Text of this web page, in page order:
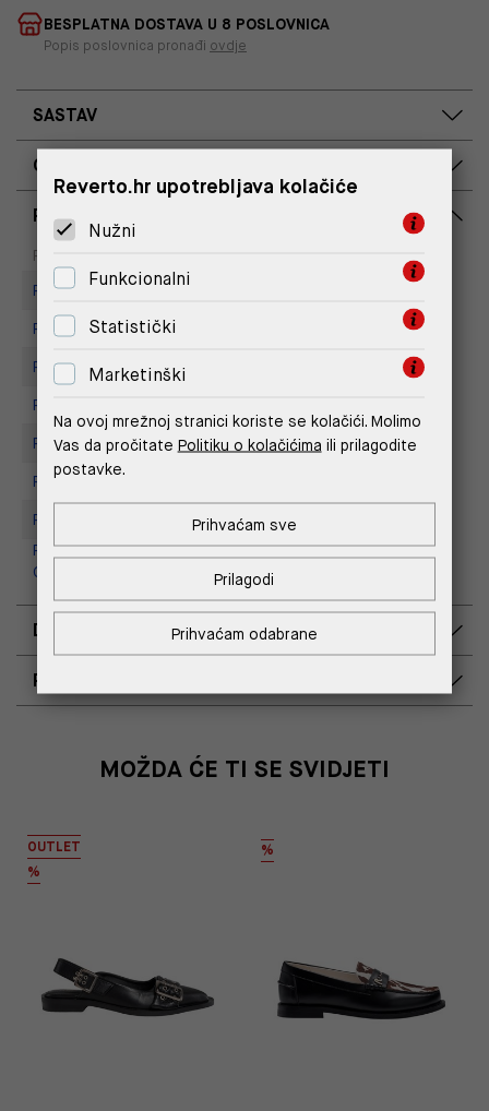
BESPLATNA DOSTAVA U 8 POSLOVNICA
Popis poslovnica pronađi ovdje
SASTAV
OPIS PROIZVODA
RASPOLOŽIVOST PO POSLOVNICAMA
Poslovnica
Replay Outlet Store, Split
Replay store, Arena centar
Replay Store, City Center One
Replay Store, Joker Centar
Replay Store, Mall of Split
Replay store, Tower Centar
Replay Store, Supernova Zadar
Replay Outlet Store, Designer
Outlet Croatia
DOSTAVA
POVRAT I ZAMJENA
MOŽDA ĆE TI SE SVIDJETI
OUTLET
%
%
Reverto.hr upotrebljava kolačiće
Nužni
Funkcionalni
Statistički
Marketinški
Na ovoj mrežnoj stranici koriste se kolačići. Molimo
Vas da pročitate Politiku o kolačićima ili prilagodite
postavke.
Prihvaćam odabrane
Prilagodi
Prihvaćam sve